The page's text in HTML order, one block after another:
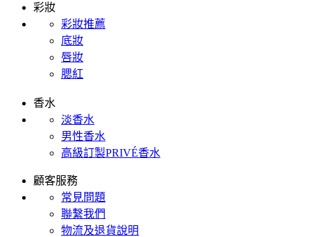
彩妝
彩妝推薦
底妝
唇妝
腮紅
香水
淡香水
男性香水
高級訂製PRIVÉ香水
顧客服務
常見問題
聯繫我們
物流及退貨說明